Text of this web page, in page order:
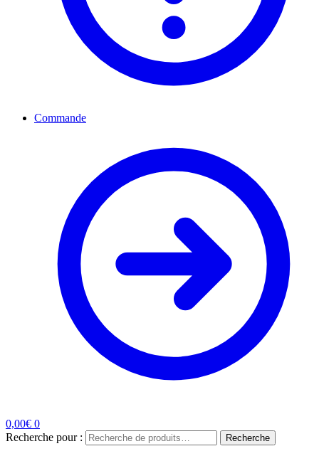
Commande
0,00€ 0
Recherche pour :
Recherche